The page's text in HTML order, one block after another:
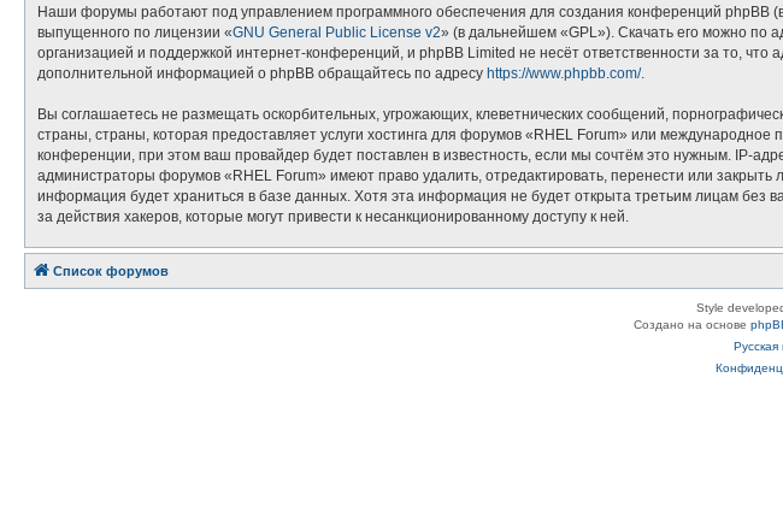
Наши форумы работают под управлением программного обеспечения для создания конференций
выпущенного по лицензии «GNU General Public License v2» (в дальнейшем «GPL»). Скачать его можно по
организацией и поддержкой интернет-конференций, и phpBB Limited не несёт ответственности за то,
дополнительной информацией о phpBB обращайтесь по адресу https://www.phpbb.com/.
Вы соглашаетесь не размещать оскорбительных, угрожающих, клеветнических сообщений,
страны, страны, которая предоставляет услуги хостинга для форумов «RHEL Forum» или
конференции, при этом ваш провайдер будет поставлен в известность, если мы сочтём это нужным. IP-
администраторы форумов «RHEL Forum» имеют право удалить, отредактировать, перенести или
информация будет храниться в базе данных. Хотя эта информация не будет открыта третьим лицам
за действия хакеров, которые могут привести к несанкционированному доступу к ней.
Список форумов
Style
Создано на основе